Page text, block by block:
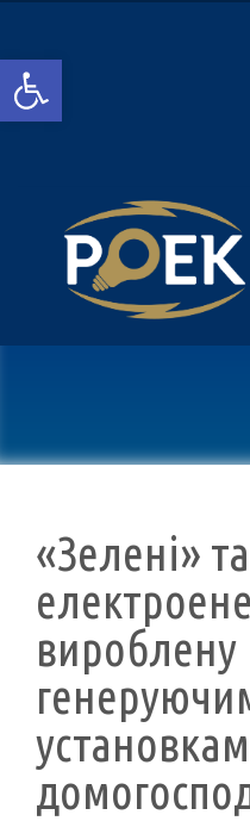
Відкрити Панель інструментів
«Зелені»
вироблену